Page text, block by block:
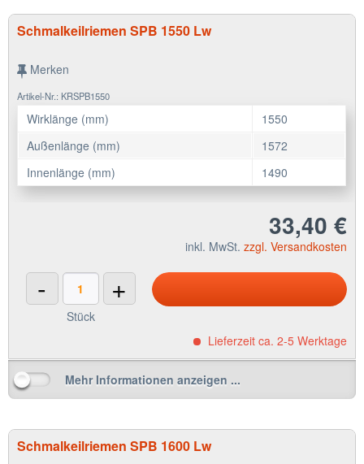
Schmalkeilriemen SPB 1550 Lw
Merken
Artikel-Nr.: KRSPB1550
Wirklänge (mm)
1550
Außenlänge (mm)
1572
Innenlänge (mm)
1490
33,40 €
inkl. MwSt. zzgl. Versandkosten
- +
Stück
Lieferzeit ca. 2-5 Werktage
Mehr Informationen anzeigen ...
Schmalkeilriemen SPB 1600 Lw